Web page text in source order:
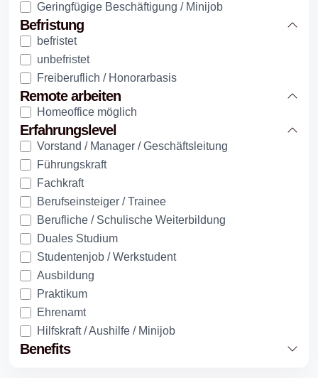
Geringfügige Beschäftigung / Minijob
Befristung
befristet
unbefristet
Freiberuflich / Honorarbasis
Remote arbeiten
Homeoffice möglich
Erfahrungslevel
Vorstand / Manager / Geschäftsleitung
Führungskraft
Fachkraft
Berufseinsteiger / Trainee
Berufliche / Schulische Weiterbildung
Duales Studium
Studentenjob / Werkstudent
Ausbildung
Praktikum
Ehrenamt
Hilfskraft / Aushilfe / Minijob
Benefits